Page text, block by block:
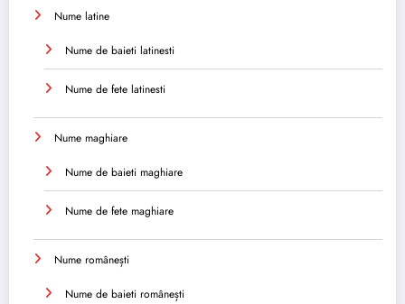
Nume latine
Nume de baieti latinesti
Nume de fete latinesti
Nume maghiare
Nume de baieti maghiare
Nume de fete maghiare
Nume românești
Nume de baieti românești